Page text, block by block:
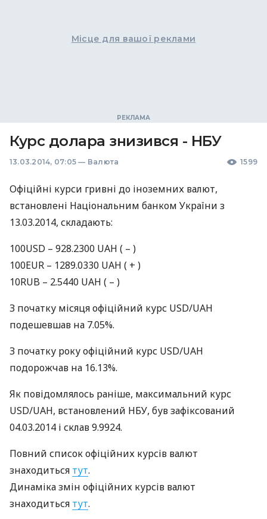
Місце для вашої реклами
Курс долара знизився - НБУ
13.03.2014, 07:05 — Валюта 1599
Офіційні курси гривні до iноземних валют,
встановлені Національним банком України з
13.03.2014, складають:
100USD – 928.2300 UAH ( – )
100EUR – 1289.0330 UAH ( + )
10RUB – 2.5440 UAH ( – )
З початку місяця офіційний курс USD/UAH
подешевшав на 7.05%.
З початку року офіційний курс USD/UAH
подорожчав на 16.13%.
Як повідомлялось раніше, максимальний курс
USD/UAH, встановлений НБУ, був зафіксований
04.03.2014 і склав 9.9924.
Повний список офіційних курсів валют
знаходиться тут.
Динаміка змін офіційних курсів валют
знаходиться тут.